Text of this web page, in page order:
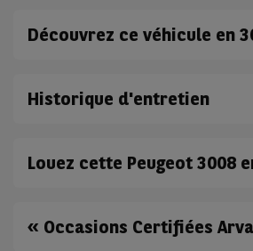
Découvrez ce véhicule en
Historique d'entretien
Louez cette Peugeot 3008
« Occasions Certifiées